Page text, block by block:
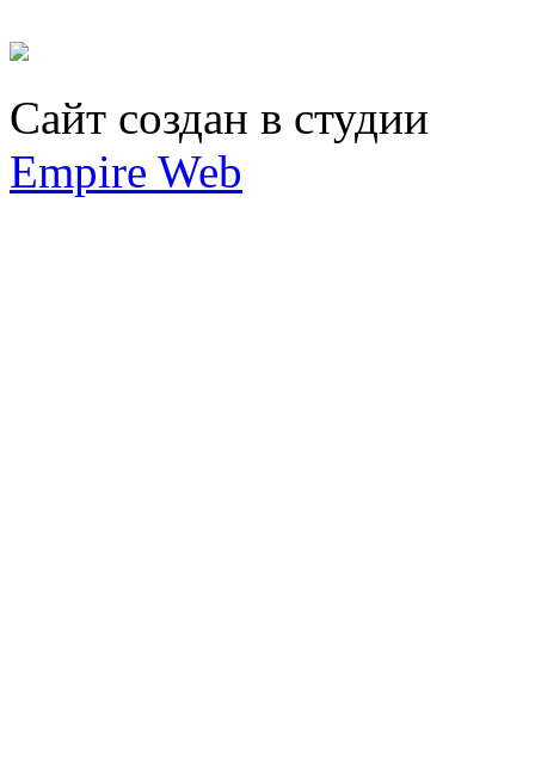
Сайт создан в студии
Empire Web